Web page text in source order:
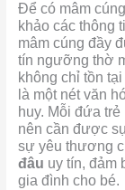
Để có mâm
khảo các thông
mâm cúng đầy
tín ngưỡng thờ
không chỉ tồn
là một nét văn
huy. Mỗi đứa
nên cần được
sự yêu thương
đâu uy tín, đảm
gia đình cho bé.